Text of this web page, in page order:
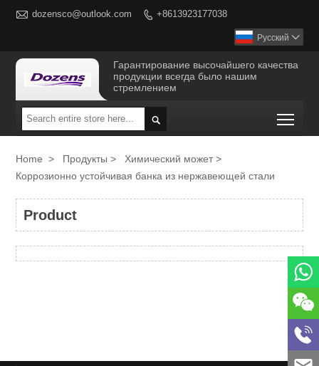
 dozensco@outlook.com  +8613923177038
Русский 
Гарантирование высочайшего качества
продукции всегда было нашим
стремлением

Home > Продукты > Химический может>
Коррозионно устойчивая банка из нержавеющей стали
Product